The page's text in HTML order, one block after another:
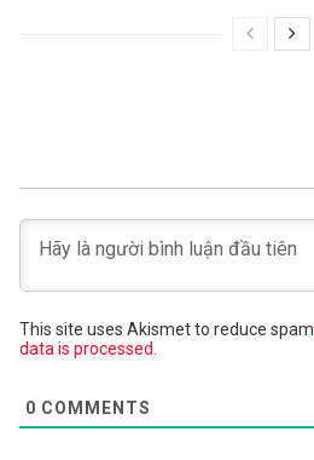
This site uses Akismet to reduce spam.
data is processed.
0 COMMENTS